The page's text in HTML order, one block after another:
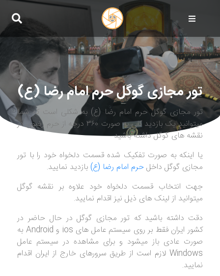
تور مجازی گوگل حرم امام رضا (ع)
تور مجازی گوگل حرم امام رضا (ع) به شکلی است که شما
میتوانید یک بازدید کلی به صورت ۳۶۰ درجه از حرم رضوی در
نقشه های گوگل داشته باشید
یا اینکه به صورت تفکیک شده قسمت دلخواه خود را با تور
مجازی گوگل داخلحرم امام رضا (ع) بازدید نمایید.
جهت انتخاب قسمت دلخواه خود علاوه بر نقشه گوگل
میتوانید از لینک های ذیل نیز اقدام نمایید.
دقت داشته باشید که تور مجازی گوگل در حال حاضر در
کشور ایران فقط بر روی سیستم عامل های ios و Android به
صورت عادی باز میشود و برای مشاهده در سیستم عامل
Windows لازم است از طریق سرورهای خارج از ایران اقدام
نمایید.